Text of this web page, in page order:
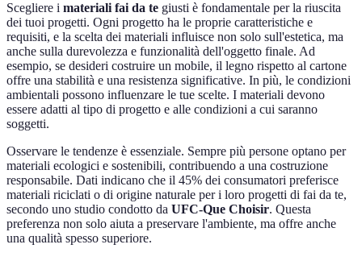
Scegliere i materiali fai da te giusti è fondamentale per la riuscita
dei tuoi progetti. Ogni progetto ha le proprie caratteristiche e
requisiti, e la scelta dei materiali influisce non solo sull'estetica, ma
anche sulla durevolezza e funzionalità dell'oggetto finale. Ad
esempio, se desideri costruire un mobile, il legno rispetto al cartone
offre una stabilità e una resistenza significative. In più, le condizioni
ambientali possono influenzare le tue scelte. I materiali devono
essere adatti al tipo di progetto e alle condizioni a cui saranno
soggetti.
Osservare le tendenze è essenziale. Sempre più persone optano per
materiali ecologici e sostenibili, contribuendo a una costruzione
responsabile. Dati indicano che il 45% dei consumatori preferisce
materiali riciclati o di origine naturale per i loro progetti di fai da te,
secondo uno studio condotto da UFC-Que Choisir. Questa
preferenza non solo aiuta a preservare l'ambiente, ma offre anche
una qualità spesso superiore.